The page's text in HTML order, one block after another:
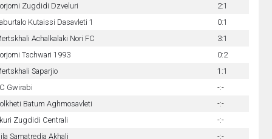
Zugdidi Dzveluri
2:1
Kutaissi Dasavleti 1
0:1
Achalkalaki Nori FC
3:1
Tschwari 1993
0:2
Saparjio
1:1
Gwirabi
-:-
Batum Aghmosavleti
-:-
Zugdidi Centrali
-:-
Samatredia Akhali -:-